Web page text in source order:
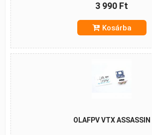
3 990 Ft
Kosárba
OLAFPV VTX ASSASSIN